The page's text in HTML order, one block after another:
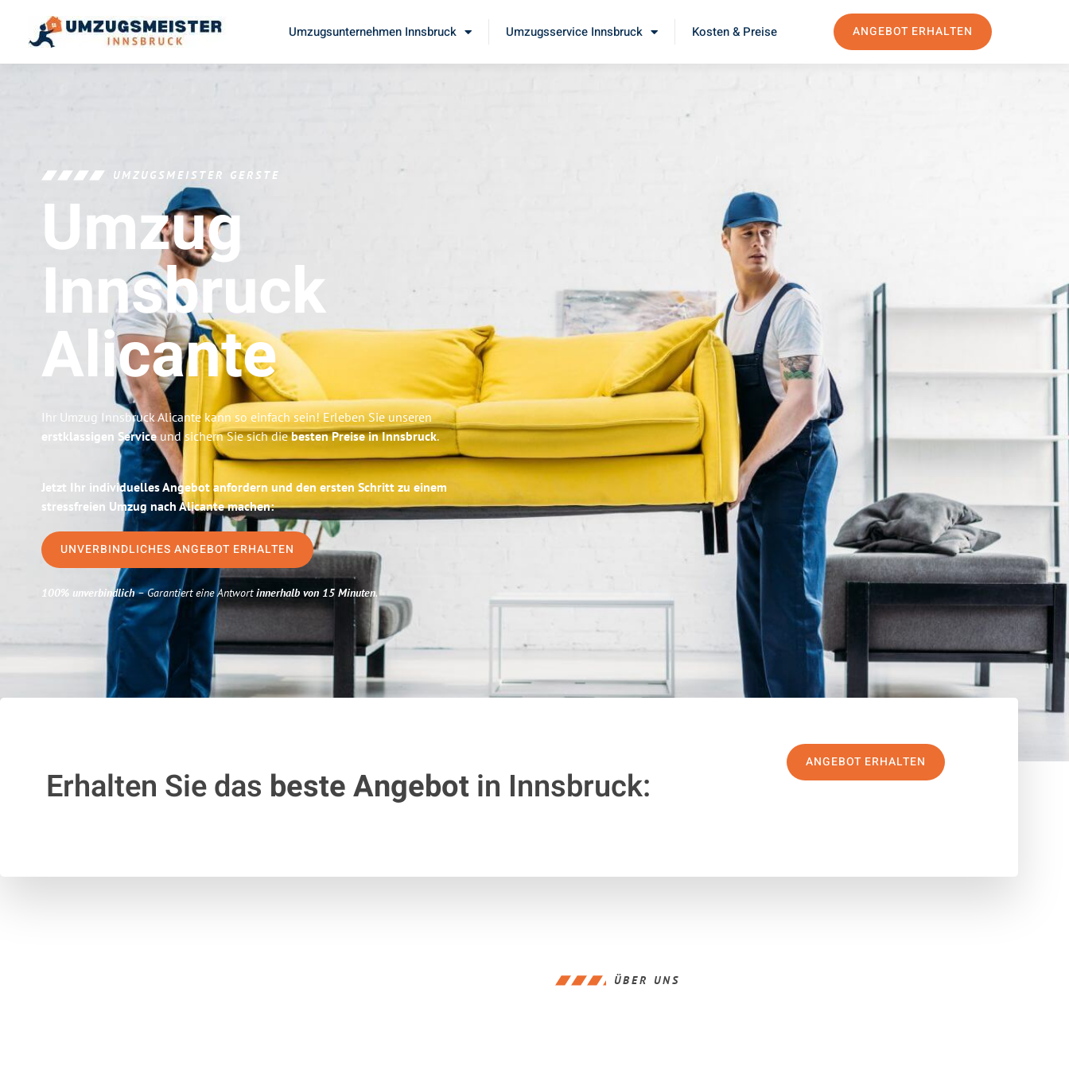
Umzugsunternehmen Innsbruck Umzugsservice Innsbruck Kosten & Preise ANGEBOT ERHALTEN
UMZUGSMEISTER GERSTE
Umzug
Innsbruck
Alicante
Ihr Umzug Innsbruck Alicante kann so einfach sein! Erleben Sie unseren
erstklassigen Serviceund sichern Sie sich diebesten Preise in Innsbruck.
Jetzt Ihr individuelles Angebot anfordern und den ersten Schritt zu einem
stressfreien Umzug nach Alicante machen:
UNVERBINDLICHES ANGEBOT ERHALTEN
100% unverbindlich– Garantiert eine Antwortinnerhalb von 15 Minuten.
Erhalten Sie das beste Angebotin Innsbruck:
ANGEBOT ERHALTEN
ÜBER UNS